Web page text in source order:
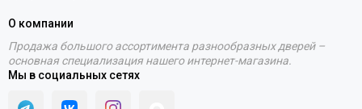
О компании
Продажа большого ассортимента разнообразных дверей –
основная специализация нашего интернет-магазина.
Мы в социальных сетях